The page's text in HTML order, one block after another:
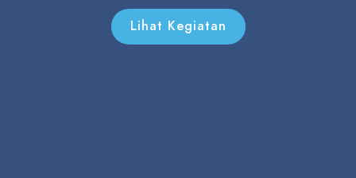
Lihat Kegiatan